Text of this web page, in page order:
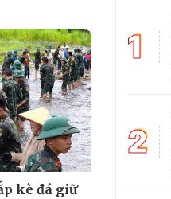
kè đá giữ
1
2